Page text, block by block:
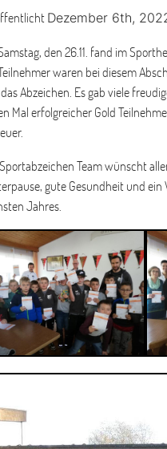
Dezember 6th,
den 26.11. fand im
waren bei diesem
Abzeichen. Es gab viele
Mal erfolgreicher Gold
Team wünscht
gute Gesundheit und
Jahres.